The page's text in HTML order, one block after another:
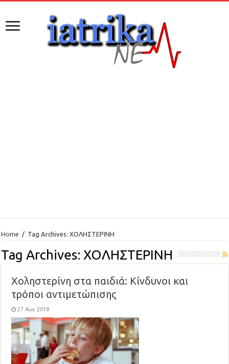
Home / Tag Archives: ΧΟΛΗΣΤΕΡΙΝΗ
Tag Archives: ΧΟΛΗΣΤΕΡΙΝΗ
Χοληστερίνη στα παιδιά: Κίνδυνοι και
τρόποι αντιμετώπισης
27 Αυγ 2018